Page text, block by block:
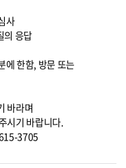
사
의 응답
에 한함, 방문 또는
바라며
시기 바랍니다.
3705